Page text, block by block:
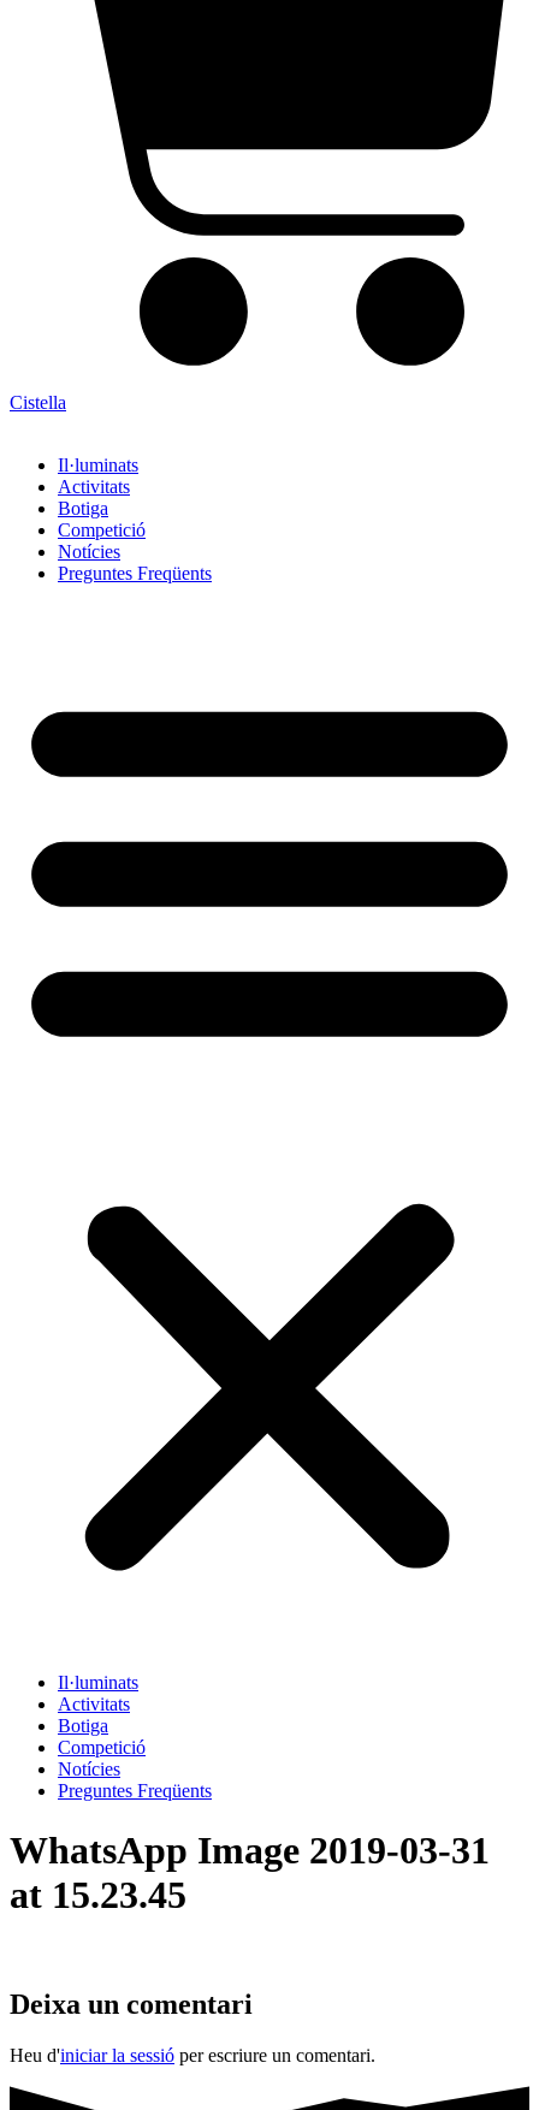
Cistella
Il·luminats
Activitats
Botiga
Competició
Notícies
Preguntes Freqüents
Il·luminats
Activitats
Botiga
Competició
Notícies
Preguntes Freqüents
WhatsApp Image 2019-03-31
at 15.23.45
Deixa un comentari
Heu d'iniciar la sessió per escriure un comentari.